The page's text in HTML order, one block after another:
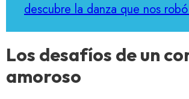
descubre la danza que nos
Los desafíos de un
amoroso